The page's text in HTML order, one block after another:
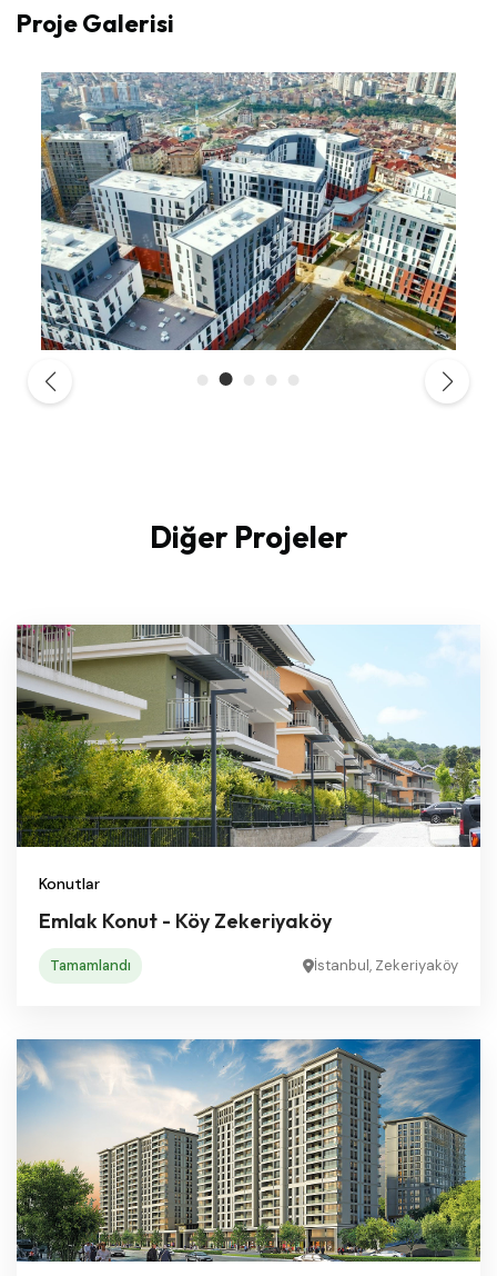
Proje Galerisi
Diğer Projeler
Konutlar
Emlak Konut - Köy Zekeriyaköy
Tamamlandı İstanbul, Zekeriyaköy